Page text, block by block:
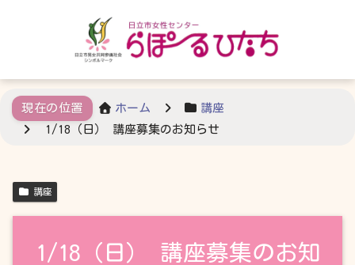
ホーム
講座
1/18（日） 講座募集のお知らせ
講座
1/18（日） 講座募集のお知